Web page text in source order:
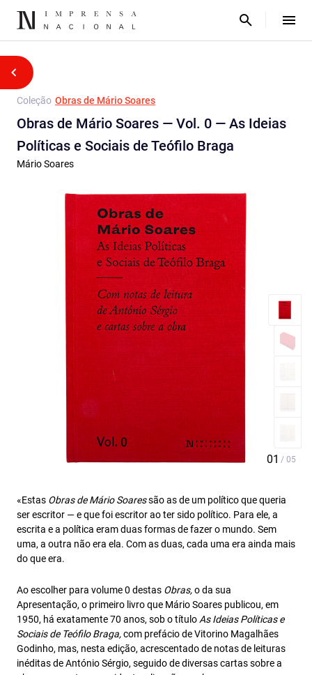
Coleção Obras de Mário Soares
Obras de Mário Soares — Vol. 0 — As Ideias
Políticas e Sociais de Teófilo Braga
Mário Soares
«Estas Obras de Mário Soaressão as de um político que queria
ser escritor — e que foi escritor ao ter sido político. Para ele, a
escrita e a política eram duas formas de fazer o mundo. Sem
uma, a outra não era ela. Com as duas, cada uma era ainda mais
do que era.
Ao escolher para volume 0 destas Obras,o da sua
Apresentação, o primeiro livro que Mário Soares publicou, em
1950, há exatamente 70 anos, sob o título As Ideias Políticas e
Sociais de Teófilo Braga,com prefácio de Vitorino Magalhães
Godinho, mas, nesta edição, acrescentado de notas de leituras
inéditas de António Sérgio, seguido de diversas cartas sobre a